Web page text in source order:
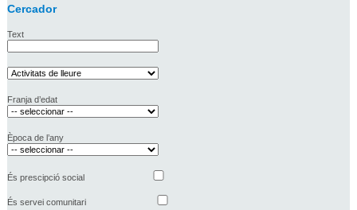
Cercador
Text
Franja d’edat
Època de l’any
És prescipció social
És servei comunitari